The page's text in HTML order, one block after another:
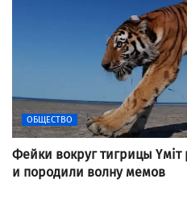
ОБЩЕСТВО
Фейки вокруг тигрицы
и породили волну мемов